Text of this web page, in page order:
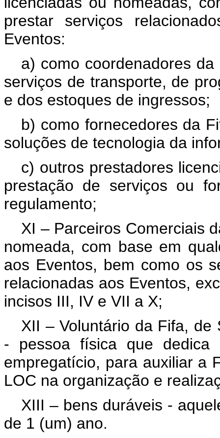
prestar serviços
Eventos:
a) como coordenadores
serviços de transporte, de
e dos estoques de ingressos;
b) como fornecedores da
soluções de tecnologia da
c) outros prestadores
prestação de serviços ou
regulamento;
XI – Parceiros Comerciais
nomeada, com base em
aos Eventos, bem como os
relacionadas aos Eventos,
incisos III, IV e VII a X;
XII – Voluntário da Fifa,
- pessoa física que
empregatício, para auxiliar a
LOC na organização e
XIII – bens duráveis -
de 1 (um) ano.